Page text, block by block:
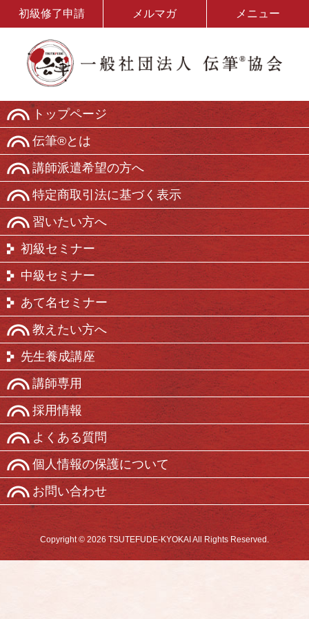
初級修了申請 メルマガ メニュー
トップページ
伝筆®とは
講師派遣希望の方へ
特定商取引法に基づく表示
習いたい方へ
初級セミナー
中級セミナー
あて名セミナー
教えたい方へ
先生養成講座
講師専用
採用情報
よくある質問
個人情報の保護について
お問い合わせ
Copyright © 2026 TSUTEFUDE-KYOKAI All Rights Reserved.